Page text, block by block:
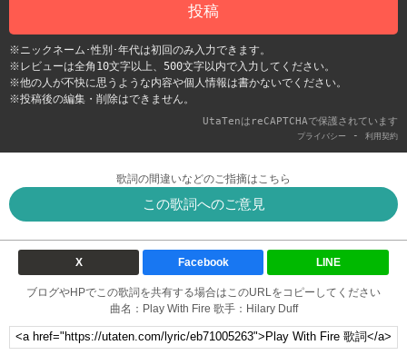
投稿
※ニックネーム･性別･年代は初回のみ入力できます。
※レビューは全角10文字以上、500文字以内で入力してください。
※他の人が不快に思うような内容や個人情報は書かないでください。
※投稿後の編集・削除はできません。
UtaTenはreCAPTCHAで保護されています
プライバシー - 利用契約
歌詞の間違いなどのご指摘はこちら
この歌詞へのご意見
X Facebook LINE
ブログやHPでこの歌詞を共有する場合はこのURLをコピーしてください
曲名：Play With Fire 歌手：Hilary Duff